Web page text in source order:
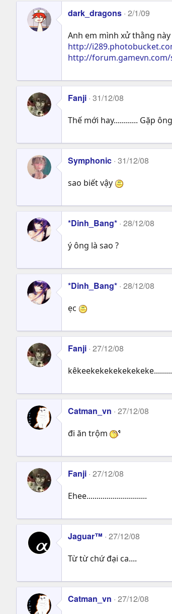
dark_dragons 2/1/09
Anh em mình xử thằng này
http://
http://forum.gamevn.com/
Fanji 31/12/08
Thế mới hay............ Gặp
Symphonic 31/12/08
sao biết vậy
*Dinh_Bang* 28/12/08
ý ông là sao ?
*Dinh_Bang* 28/12/08
ẹc
Fanji 27/12/08
Catman_vn 27/12/08
đi ăn trộm
Fanji 27/12/08
Ehee..............................
Jaguar™ 27/12/08
Từ từ chứ đại ca....
Catman_vn 27/12/08